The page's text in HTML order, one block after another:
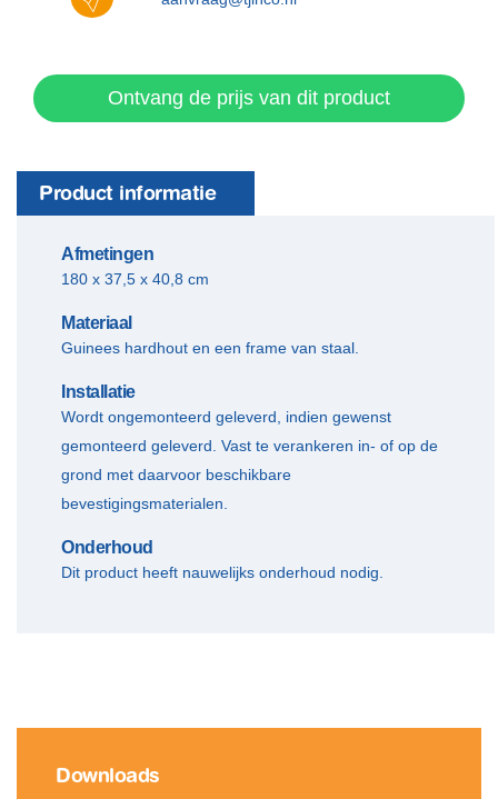
Ontvang de prijs van dit product
Product informatie
Afmetingen
​180 x 37,5 x 40,8 cm
Materiaal
​Guinees hardhout en een frame van staal.
Installatie
Wordt ongemonteerd geleverd, indien gewenst
gemonteerd geleverd. Vast te verankeren in- of op de
grond met daarvoor beschikbare
bevestigingsmaterialen.
Onderhoud
Dit product heeft nauwelijks onderhoud nodig.
Downloads